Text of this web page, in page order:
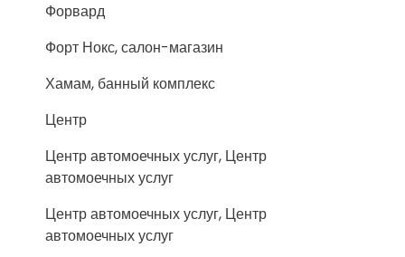
Форвард
Форт Нокс, салон-магазин
Хамам, банный комплекс
Центр
Центр автомоечных услуг, Центр
автомоечных услуг
Центр автомоечных услуг, Центр
автомоечных услуг